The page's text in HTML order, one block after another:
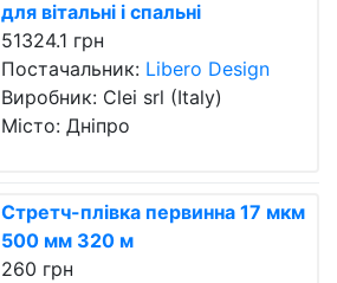
для вітальні і спальні
51324.1 грн
Постачальник: Libero Design
Виробник: Clei srl (Italy)
Місто: Дніпро
Стретч-плівка первинна 17 мкм
500 мм 320 м
260 грн